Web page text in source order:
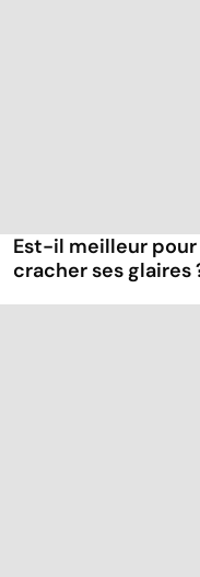
Est-il meilleur pour
cracher ses glaires